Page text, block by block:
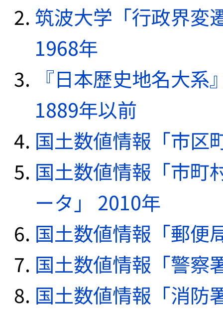
筑波大学「行政界変
1968年
『日本歴史地名大
1889年以前
国土数値情報「市区
国土数値情報「市町
ータ」 2010年
国土数値情報「郵便
国土数値情報「警察
国土数値情報「消防